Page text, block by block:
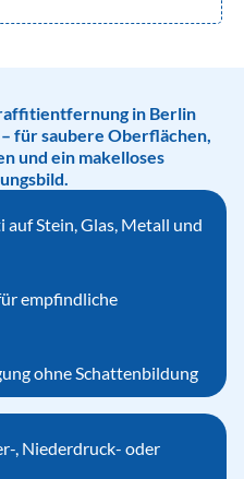
in Berlin
für saubere Oberflächen,
und ein makelloses
Stein, Glas, Metall und
empfindliche
ohne Schattenbildung
, Niederdruck- oder